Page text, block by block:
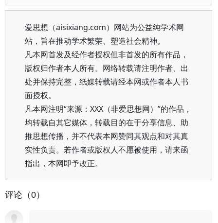
爱思想（aisixiang.com）网站为公益纯学术网
站，旨在推动学术繁荣、塑造社会精神。
凡本网首发及经作者授权但非首发的所有作品，
版权归作者本人所有。网络转载请注明作者、出
处并保持完整，纸媒转载请经本网或作者本人书
面授权。
凡本网注明“来源：XXX（非爱思想网）”的作品，
均转载自其它媒体，转载目的在于分享信息、助
推思想传播，并不代表本网赞同其观点和对其真
实性负责。若作者或版权人不愿被使用，请来函
指出，本网即予改正。
评论（0）